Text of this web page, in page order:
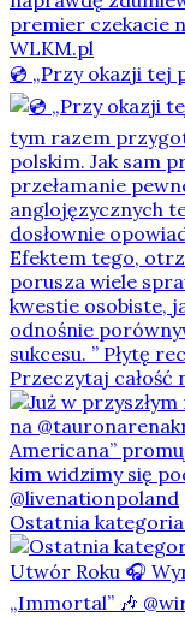
💿 „Przy okazji tej
Ostatnia